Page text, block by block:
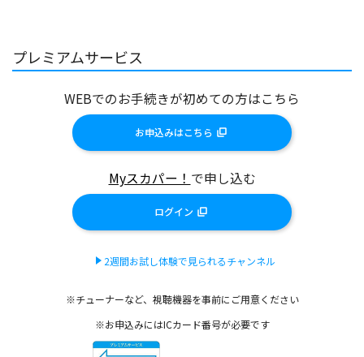
プレミアムサービス
WEBでのお手続きが初めての方はこちら
お申込みはこちら
Myスカパー！ で申し込む
ログイン
2週間お試し体験で見られるチャンネル
※チューナーなど、視聴機器を事前にご用意ください
※お申込みにはICカード番号が必要です